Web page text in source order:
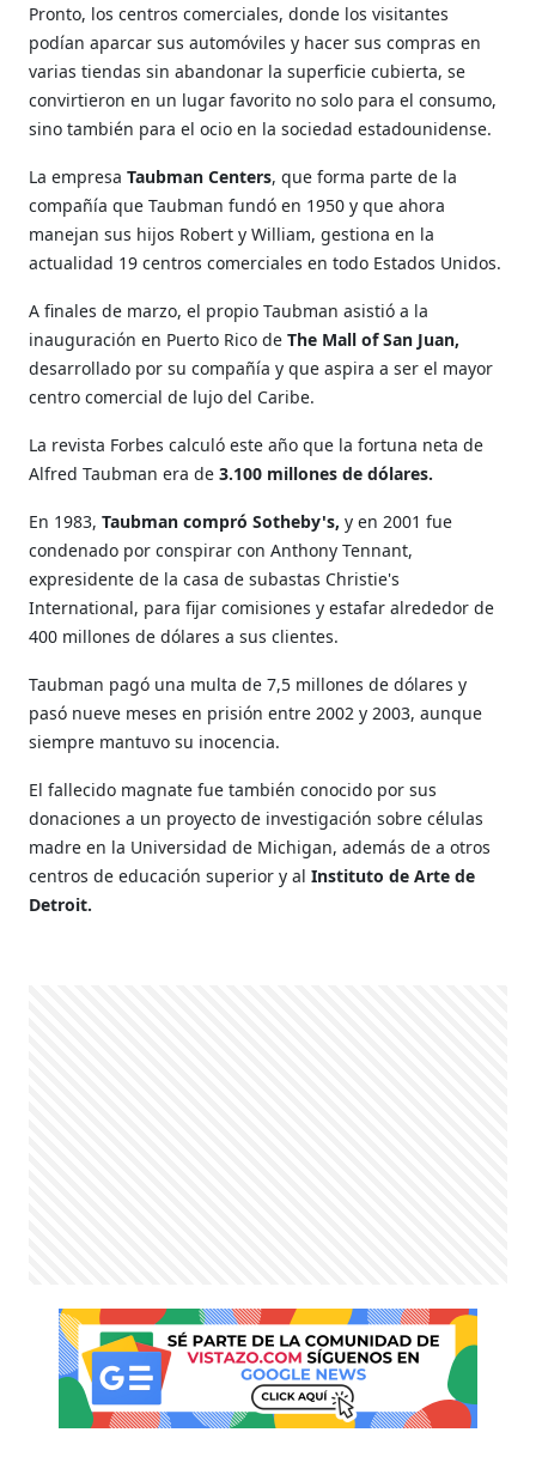
Pronto, los centros comerciales, donde los visitantes
podían aparcar sus automóviles y hacer sus compras en
varias tiendas sin abandonar la superficie cubierta, se
convirtieron en un lugar favorito no solo para el consumo,
sino también para el ocio en la sociedad estadounidense.
La empresaTaubman Centers, que forma parte de la
compañía que Taubman fundó en 1950 y que ahora
manejan sus hijos Robert y William, gestiona en la
actualidad 19 centros comerciales en todo Estados Unidos.
A finales de marzo, el propio Taubman asistió a la
inauguración en Puerto Rico deThe Mall of San Juan,
desarrollado por su compañía y que aspira a ser el mayor
centro comercial de lujo del Caribe.
La revista Forbes calculó este año que la fortuna neta de
Alfred Taubman era de3.100 millones de dólares.
En 1983,Taubman compró Sotheby's, y en 2001 fue
condenado por conspirar con Anthony Tennant,
expresidente de la casa de subastas Christie's
International, para fijar comisiones y estafar alrededor de
400 millones de dólares a sus clientes.
Taubman pagó una multa de 7,5 millones de dólares y
pasó nueve meses en prisión entre 2002 y 2003, aunque
siempre mantuvo su inocencia.
El fallecido magnate fue también conocido por sus
donaciones a un proyecto de investigación sobre células
madre en la Universidad de Michigan, además de a otros
centros de educación superior y al Instituto de Arte de
Detroit.